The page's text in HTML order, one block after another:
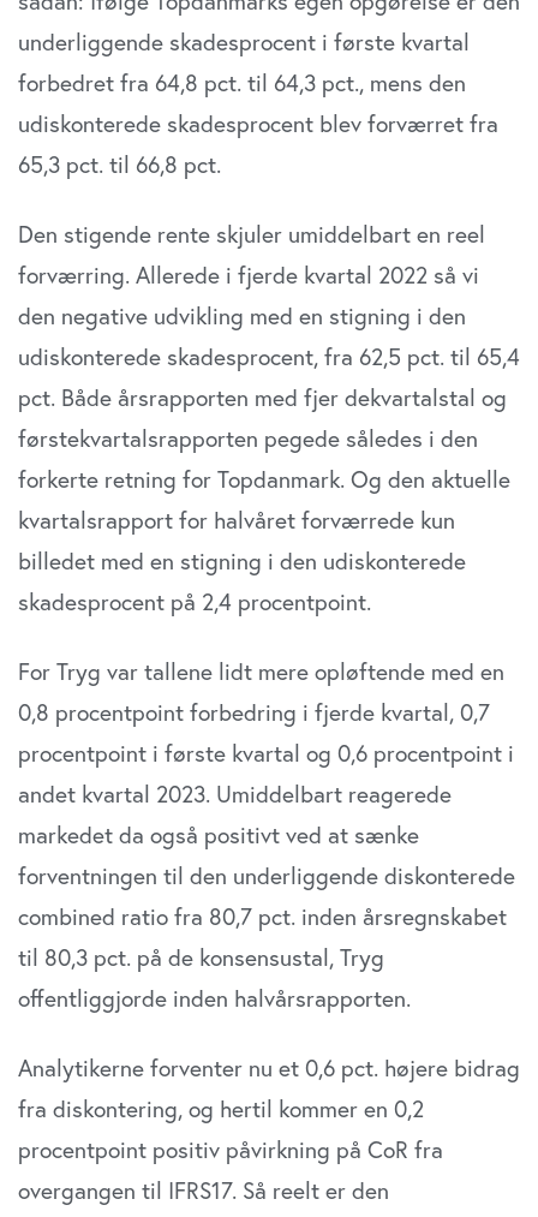
under­liggende skadesprocent i første kvartal
forbedret fra 64,8 pct. til 64,3 pct., mens den
udiskonterede skadesprocent blev forværret fra
65,3 pct. til 66,8 pct.
Den stigende rente skjuler umiddelbart en reel
for­værring. Allerede i fjerde kvartal 2022 så vi
den negative udvikling med en stigning i den
udiskonterede skadespro­cent, fra 62,5 pct. til 65,4
pct. Både årsrapporten med fjer­ dekvartalstal og
førstekvartalsrapporten pegede således i den
forkerte retning for Topdanmark. Og den aktuelle
kvartalsrapport for halvåret forværrede kun
billedet med en stigning i den udiskonterede
skadesprocent på 2,4 procentpoint.
For Tryg var tallene lidt mere opløftende med en
0,8 procentpoint forbedring i fjerde kvartal, 0,7
procentpoint i første kvartal og 0,6 procentpoint i
andet kvartal 2023. Umiddelbart reagerede
markedet da også positivt ved at sænke
forventningen til den underliggende diskonterede
combined ratio fra 80,7 pct. inden årsregnskabet
til 80,3 pct. på de konsensustal, Tryg
offentliggjorde inden halv­årsrapporten.
Analytikerne forventer nu et 0,6 pct. højere bidrag
fra diskontering, og hertil kommer en 0,2
procentpoint posi­tiv påvirkning på CoR fra
overgangen til IFRS17. Så reelt er den